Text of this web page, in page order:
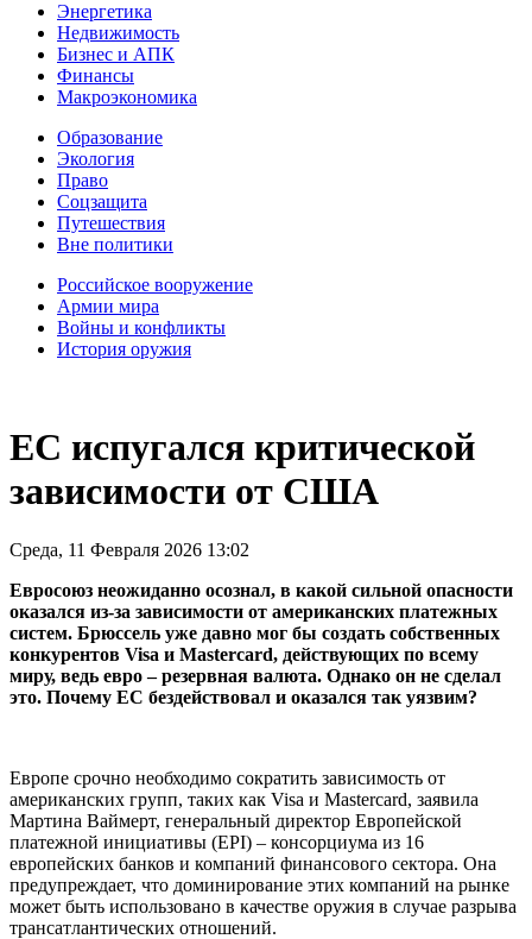
Энергетика
Недвижимость
Бизнес и АПК
Финансы
Макроэкономика
Образование
Экология
Право
Соцзащита
Путешествия
Вне политики
Российское вооружение
Армии мира
Войны и конфликты
История оружия
ЕС испугался критической
зависимости от США
Среда, 11 Февраля 2026 13:02
Евросоюз неожиданно осознал, в какой сильной опасности
оказался из-за зависимости от американских платежных
систем. Брюссель уже давно мог бы создать собственных
конкурентов Visa и Masterсard, действующих по всему
миру, ведь евро – резервная валюта. Однако он не сделал
это. Почему ЕС бездействовал и оказался так уязвим?
Европе срочно необходимо сократить зависимость от
американских групп, таких как Visa и Mastercard, заявила
Мартина Ваймерт, генеральный директор Европейской
платежной инициативы (EPI) – консорциума из 16
европейских банков и компаний финансового сектора. Она
предупреждает, что доминирование этих компаний на рынке
может быть использовано в качестве оружия в случае разрыва
трансатлантических отношений.